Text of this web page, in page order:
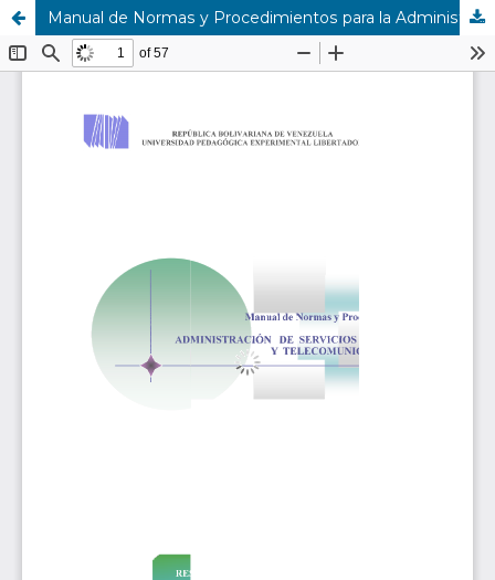
Manual de Normas y Procedimientos para la Administración de Servicios de Redes y Telecomunicaciones